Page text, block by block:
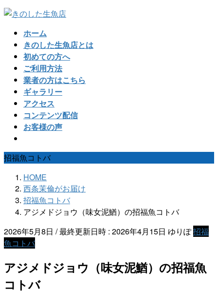
コ
ナ
ホーム
きのした生魚店とは
初めての方へ
ご利用方法
業者の方はこちら
ギャラリー
アクセス
コンテンツ配信
お客様の声
招福魚コトバ
HOME
西条茉倫がお届け
招福魚コトバ
アジメドジョウ（味女泥鰌）の招福魚コトバ
2026年5月8日 / 最終更新日時 : 2026年4月15日 ゆりぽ招福
魚コトバ
アジメドジョウ（味女泥鰌）の招福魚
コトバ